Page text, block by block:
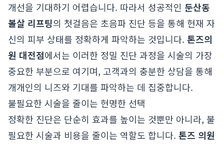
개선을 기대하기 어렵습니다. 따라서 성공적인 둔산동
볼살 리프팅의 첫걸음은 초음파 진단 등을 통해 현재 자
신의 피부 상태를 정확하게 파악하는 것입니다. 톤즈의
원 대전점에서는 이러한 정밀 진단 과정을 시술의 가장
중요한 부분으로 여기며, 고객과의 충분한 상담을 통해
개개인의 니즈와 기대를 파악하는 데 집중합니다.
불필요한 시술을 줄이는 현명한 선택
정확한 진단은 단순히 효과를 높이는 것뿐만 아니라, 불
필요한 시술과 비용을 줄이는 역할도 합니다. 톤즈 의원